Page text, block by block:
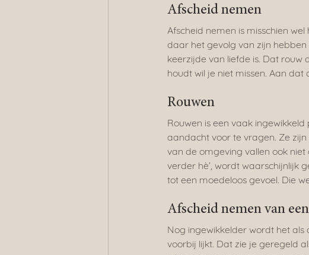
Afscheid nemen
Afscheid nemen is misschien
daar het gevolg van zijn
keerzijde van liefde is. Dat rouw
houdt wil je niet missen. Aan
Rouwen
Rouwen is een vaak
aandacht voor te vragen. Ze
van de omgeving vallen ook
verder hè’, wordt waarschijnlijk
tot een moedeloos gevoel. Die
Afscheid nemen van
Nog ingewikkelder wordt het als
voorbij lijkt. Dat zie je geregeld